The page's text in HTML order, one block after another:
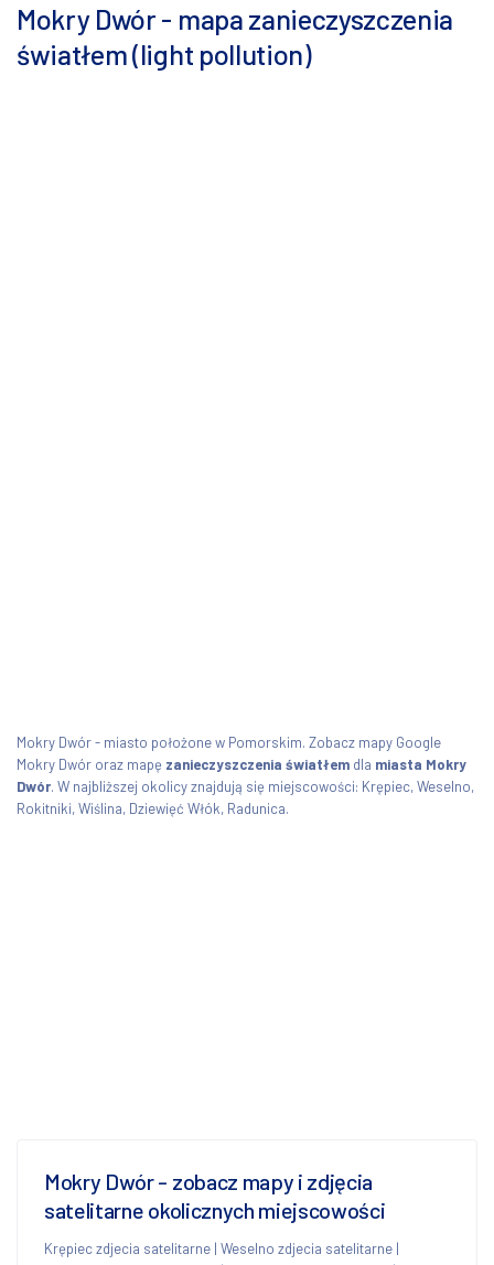
Mokry Dwór - mapa zanieczyszczenia
światłem (light pollution)
Mokry Dwór - miasto położone w Pomorskim. Zobacz mapy Google
Mokry Dwór oraz mapę zanieczyszczenia światłem dla miasta Mokry
Dwór. W najbliższej okolicy znajdują się miejscowości: Krępiec, Weselno,
Rokitniki, Wiślina, Dziewięć Włók, Radunica.
Mokry Dwór - zobacz mapy i zdjęcia
satelitarne okolicznych miejscowości
Krępiec zdjecia satelitarne | Weselno zdjecia satelitarne |